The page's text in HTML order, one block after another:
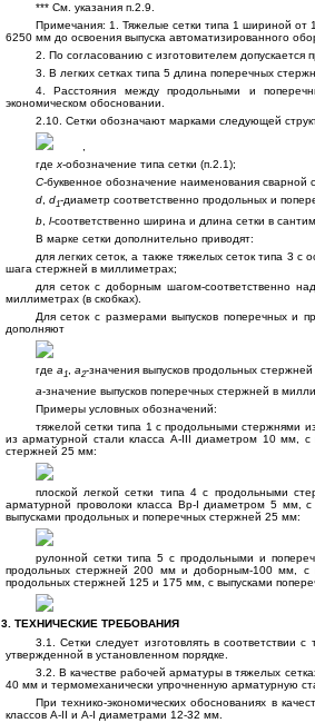
*** См. указания п.2.9.
Примечания: 1. Тяжелые сетки типа 1 шириной
6250 мм до освоения выпуска автоматизированного
2. По согласованию с изготовителем допускается
3. В легких сетках типа 5 длина поперечных
4. Расстояния между продольными и
экономическом обосновании.
2.10. Сетки обозначают марками следующей
,
где x-обозначение типа сетки (п.2.1);
C-буквенное обозначение наименования сварной
d, d1-диаметр соответственно продольных и
b, l-соответственно ширина и длина сетки в
В марке сетки дополнительно приводят:
для легких сеток, а также тяжелых сеток типа 3
шага стержней в миллиметрах;
для сеток с доборным шагом-соответственно
миллиметрах (в скобках).
Для сеток с размерами выпусков поперечных и
дополняют
где а1, а2-значения выпусков продольных стержней
а-значение выпусков поперечных стержней в
Примеры условных обозначений:
тяжелой сетки типа 1 с продольными стержнями
из арматурной стали класса А-III диаметром 10 мм,
стержней 25 мм:
плоской легкой сетки типа 4 с продольными
арматурной проволоки класса Вр-I диаметром 5
выпусками продольных и поперечных стержней 25 мм:
рулонной сетки типа 5 с продольными и
продольных стержней 200 мм и доборным-100 мм,
продольных стержней 125 и 175 мм, с выпусками
3. ТЕХНИЧЕСКИЕ ТРЕБОВАНИЯ
3.1. Сетки следует изготовлять в соответствии
утвержденной в установленном порядке.
3.2. В качестве рабочей арматуры в тяжелых
40 мм и термомеханически упрочненную арматурную
При технико-экономических обоснованиях в
классов А-II и А-I диаметрами 12-32 мм.